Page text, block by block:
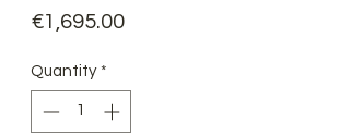
€1,695.00Price
Quantity *